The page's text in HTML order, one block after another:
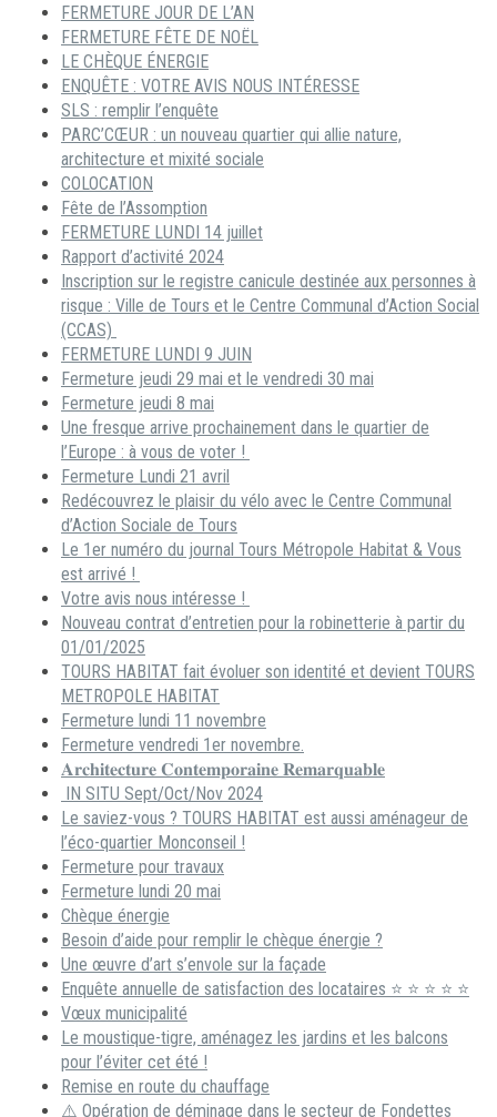
FERMETURE JOUR DE L’AN
FERMETURE FÊTE DE NOËL
LE CHÈQUE ÉNERGIE
ENQUÊTE : VOTRE AVIS NOUS INTÉRESSE
SLS : remplir l’enquête
PARC’CŒUR : un nouveau quartier qui allie nature,
architecture et mixité sociale
COLOCATION
Fête de l’Assomption
FERMETURE LUNDI 14 juillet
Rapport d’activité 2024
Inscription sur le registre canicule destinée aux personnes à
risque : Ville de Tours et le Centre Communal d’Action Social
(CCAS)
FERMETURE LUNDI 9 JUIN
Fermeture jeudi 29 mai et le vendredi 30 mai
Fermeture jeudi 8 mai
Une fresque arrive prochainement dans le quartier de
l’Europe : à vous de voter !
Fermeture Lundi 21 avril
Redécouvrez le plaisir du vélo avec le Centre Communal
d’Action Sociale de Tours
Le 1er numéro du journal Tours Métropole Habitat & Vous
est arrivé !
Votre avis nous intéresse !
Nouveau contrat d’entretien pour la robinetterie à partir du
01/01/2025
TOURS HABITAT fait évoluer son identité et devient TOURS
METROPOLE HABITAT
Fermeture lundi 11 novembre
Fermeture vendredi 1er novembre.
𝐀𝐫𝐜𝐡𝐢𝐭𝐞𝐜𝐭𝐮𝐫𝐞 𝐂𝐨𝐧𝐭𝐞𝐦𝐩𝐨𝐫𝐚𝐢𝐧𝐞 𝐑𝐞𝐦𝐚𝐫𝐪𝐮𝐚𝐛𝐥𝐞
IN SITU Sept/Oct/Nov 2024
Le saviez-vous ? TOURS HABITAT est aussi aménageur de
l’éco-quartier Monconseil !
Fermeture pour travaux
Fermeture lundi 20 mai
Chèque énergie
Besoin d’aide pour remplir le chèque énergie ?
Une œuvre d’art s’envole sur la façade
Enquête annuelle de satisfaction des locataires ⭐ ⭐ ⭐ ⭐ ⭐
Vœux municipalité
Le moustique-tigre, aménagez les jardins et les balcons
pour l’éviter cet été !
Remise en route du chauffage
⚠️ Opération de déminage dans le secteur de Fondettes